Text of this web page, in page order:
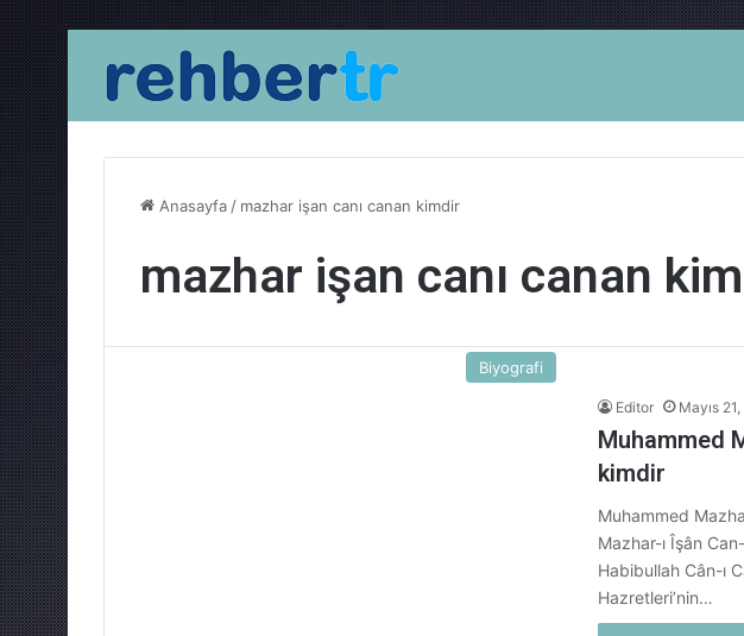
Anasayfa / mazhar işan canı canan kimdir
mazhar işan canı canan
Biyografi
Editor Mayıs
Muhammed
kimdir
Muhammed
Mazhar-ı Îşân
Habibullah Cân-ı
Hazretleri’nin…